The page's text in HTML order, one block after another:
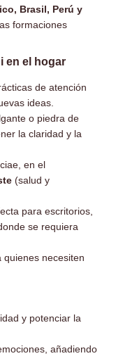
Brasil, Perú y
formaciones
en el hogar
de atención
ideas.
o piedra de
la claridad y la
en el
(salud y
para escritorios,
se requiera
quienes necesiten
y potenciar la
añadiendo